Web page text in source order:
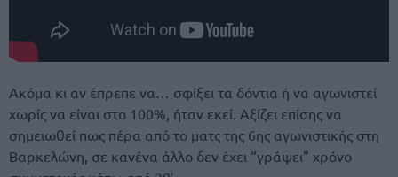
Ακόμα κι αν έπρεπε να… σφίξει τα δόντια ή να αγωνιστεί
χωρίς να είναι στο 100%, ήταν εκεί. Αξίζει επίσης να
σημειωθεί πως πέρα από το ματς της 6ης αγωνιστικής στη
Βαρκελώνη, σε κανένα άλλο δεν έχει “γράψει” χρόνο